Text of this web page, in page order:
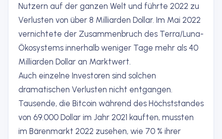
Nutzern auf der ganzen Welt und führte 2022 zu
Verlusten von über 8 Milliarden Dollar. Im Mai 2022
vernichtete der Zusammenbruch des Terra/Luna-
Ökosystems innerhalb weniger Tage mehr als 40
Milliarden Dollar an Marktwert.
Auch einzelne Investoren sind solchen
dramatischen Verlusten nicht entgangen.
Tausende, die Bitcoin während des Höchststandes
von 69.000 Dollar im Jahr 2021 kauften, mussten
im Bärenmarkt 2022 zusehen, wie 70 % ihrer